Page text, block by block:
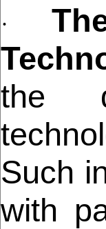
·
the
Such
with